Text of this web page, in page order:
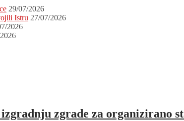
29/07/2026
Istru 27/07/2026
2026
zgrade za organizirano